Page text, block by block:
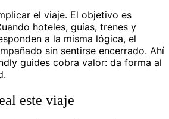
el viaje. El objetivo es
hoteles, guías, trenes y
a la misma lógica, el
sin sentirse encerrado. Ahí
guides cobra valor: da forma al
este viaje